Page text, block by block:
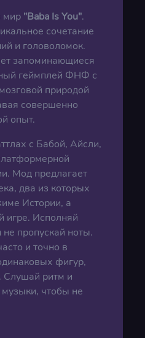
мир "Baba Is You".
сочетание
и головоломок.
запоминающиеся
геймплей ФНФ с
природой
совершенно
опыт.
с Бабой, Айсли,
Мод предлагает
два из которых
Истории, а
игре. Исполняй
не пропускай ноты.
и точно в
фигур,
Слушай ритм и
чтобы не